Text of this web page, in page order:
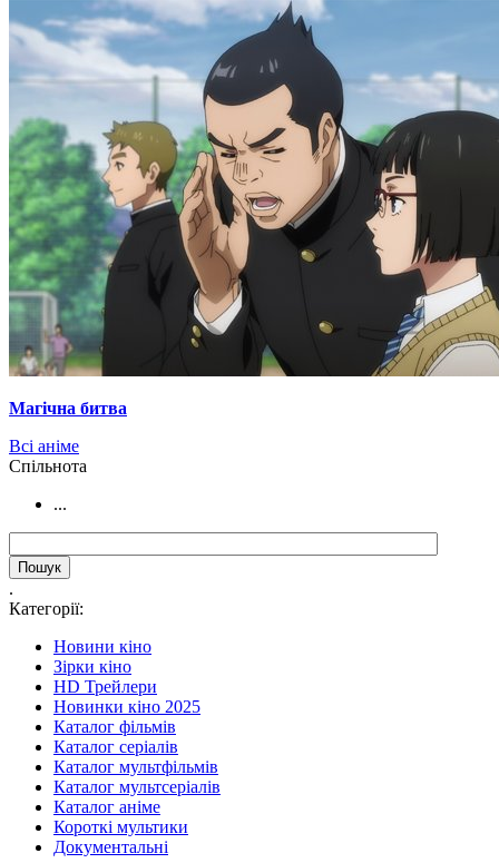
Магічна битва
Всі аніме
Cпільнота
...
.
Категорії:
Новини кіно
Зірки кіно
HD Трейлери
Новинки кіно 2025
Каталог фільмів
Каталог серіалів
Каталог мультфільмів
Каталог мультсеріалів
Каталог аніме
Короткі мультики
Документальні